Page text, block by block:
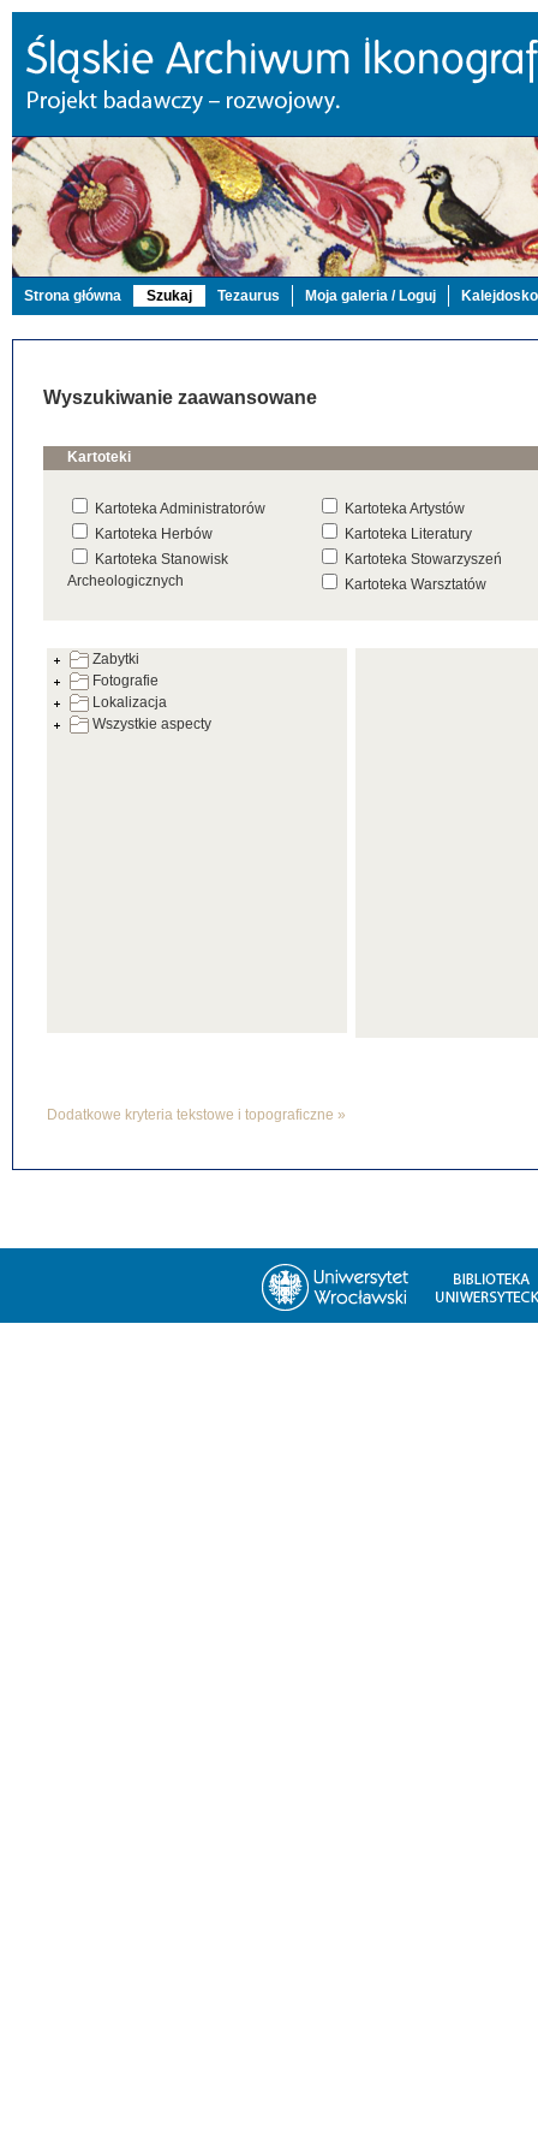
Strona główna Szukaj Tezaurus Moja galeria / Loguj
Wyszukiwanie zaawansowane
Kartoteki
Kartoteka Administratorów
Kartoteka Artystów
Kartoteka Herbów
Kartoteka Literatury
Kartoteka Stanowisk
Archeologicznych
Kartoteka Stowarzyszeń
Kartoteka Warsztatów
Zabytki
Fotografie
Lokalizacja
Wszystkie aspecty
Dodatkowe kryteria tekstowe i topograficzne »